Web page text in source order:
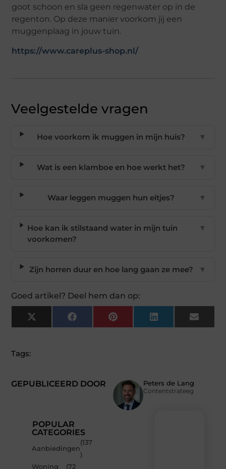
goot schoon en sla geen regenwater op in de
regenton. Op deze manier voorkom jij een
muggenplaag in jouw tuin.
https://www.careplus-shop.nl/
Veelgestelde vragen
Hoe voorkom ik muggen in mijn huis? ▼
Wat is een klamboe en hoe werkt het? ▼
Waar leggen muggen hun eitjes? ▼
Hoe kan ik stilstaand water in mijn tuin
voorkomen?
▼
Zijn horren duur en hoe lang gaan ze mee? ▼
Goed artikel? Deel hem dan op:
X
(Twitter)
FacebookPinterest LinkedIn Email
GEPUBLICEERD DOOR Peters de Lang
Contentstrateeg
Tags:
POPULAR
CATEGORIES
Aanbiedingen
(137
)
Woning
(72